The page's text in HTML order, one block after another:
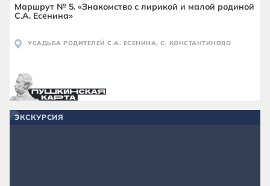
Маршрут № 5. «Знакомство с лирикой и малой родиной
С.А. Есенина»
УСАДЬБА РОДИТЕЛЕЙ С.А. ЕСЕНИНА, С. КОНСТАНТИНОВО
ЭКСКУРСИЯ